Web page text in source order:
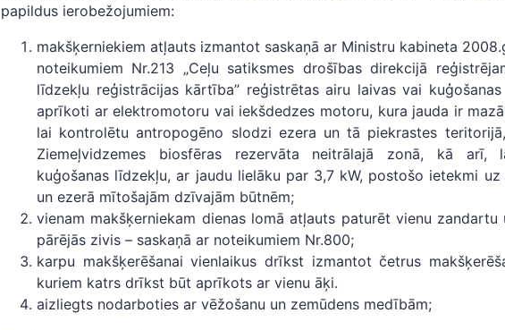
papildus ierobežojumiem:
makšķerniekiem atļauts izmantot saskaņā ar Ministru kabineta
noteikumiem Nr.213 „Ceļu satiksmes drošības direkcijā
līdzekļu reģistrācijas kārtība” reģistrētas airu laivas vai
aprīkoti ar elektromotoru vai iekšdedzes motoru, kura jauda ir
lai kontrolētu antropogēno slodzi ezera un tā piekrastes
Ziemeļvidzemes biosfēras rezervāta neitrālajā zonā, kā arī,
kuģošanas līdzekļu, ar jaudu lielāku par 3,7 kW, postošo ietekmi
un ezerā mītošajām dzīvajām būtnēm;
vienam makšķerniekam dienas lomā atļauts paturēt vienu zandartu
pārējās zivis – saskaņā ar noteikumiem Nr.800;
karpu makšķerēšanai vienlaikus drīkst izmantot četrus
kuriem katrs drīkst būt aprīkots ar vienu āķi.
aizliegts nodarboties ar vēžošanu un zemūdens medībām;